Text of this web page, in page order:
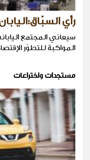
رأي
سيعاني المجتمع
المواكبة للتطوّر
مستجدات واختراعات